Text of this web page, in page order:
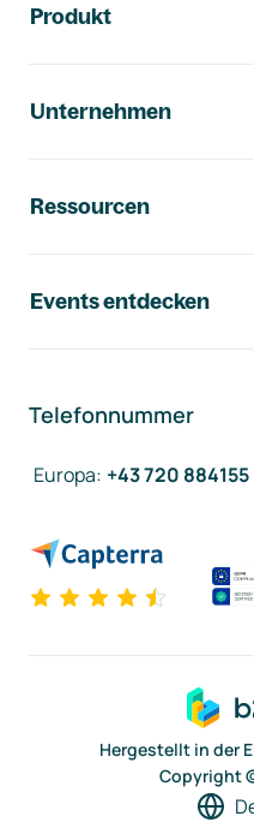
Produkt
Unternehmen
Ressourcen
Events entdecken
Telefonnummer
Europa: +43 720 884155
Hergestellt in der
Copyright